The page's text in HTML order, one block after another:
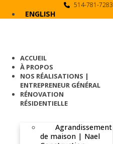
514-781-7283
ENGLISH
ACCUEIL
À PROPOS
NOS RÉALISATIONS |
ENTREPRENEUR GÉNÉRAL
RÉNOVATION
RÉSIDENTIELLE
Agrandissement
de maison | Nael